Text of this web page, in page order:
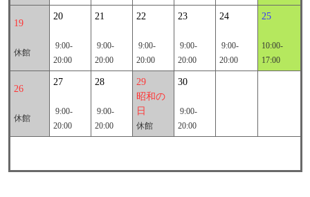
19
休館
20
9:00-
20:00
21
9:00-
20:00
22
9:00-
20:00
23
9:00-
20:00
24
9:00-
20:00
25
10:00-
17:00
26
休館
27
9:00-
20:00
28
9:00-
20:00
29
昭和の
日
休館
30
9:00-
20:00